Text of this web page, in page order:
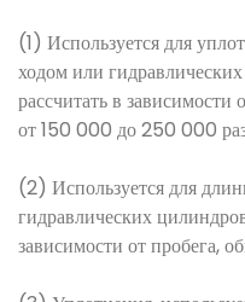
(1) Используется для
ходом или
рассчитать в
от 150 000 до 250 000
(2) Используется для
гидравлических
зависимости от пробега,